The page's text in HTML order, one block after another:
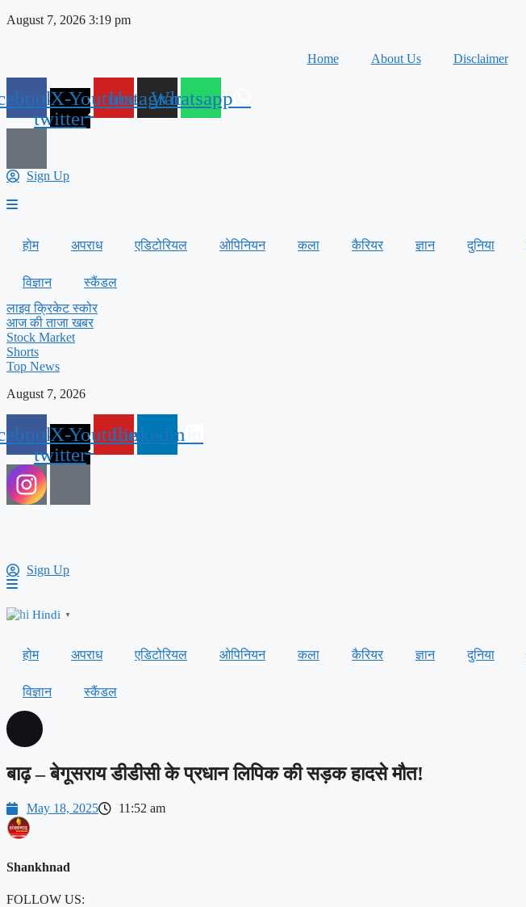
Skip
August 7, 2026 3:19 pm
Home About Us Disclaimer
X-
twitter
YoutubeInstagramWhatsapp
Sign Up
होम अपराध एडिटोरियल ओपिनियन कला कैरियर ज्ञान दुनिया
विज्ञान
स्कैंडल
लाइव क्रिकेट स्कोर
आज की ताजा खबर
Stock Market
Shorts
Top News
August 7, 2026
X-
twitter
YoutubeLinkedin
Sign Up
Hindi ▼
होम अपराध एडिटोरियल ओपिनियन कला कैरियर ज्ञान दुनिया
विज्ञान स्कैंडल
बाढ़ – बेगूसराय डीडीसी के प्रधान लिपिक की सड़क हादसे मौत!
May 18, 2025 11:52 am
Shankhnad
FOLLOW US: